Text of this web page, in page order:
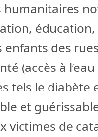
des
(accès à
tels le diabète
et
victimes de